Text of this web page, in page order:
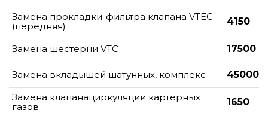
Замена прокладки-фильтра клапана VTEC
(передняя)
4150
Замена шестерни VTC 17500
Замена вкладышей шатунных, комплекс
45000
Замена клапанациркуляции картерных
газов
1650